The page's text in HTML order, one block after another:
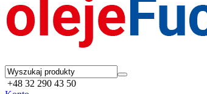
+48 32 290 43 50